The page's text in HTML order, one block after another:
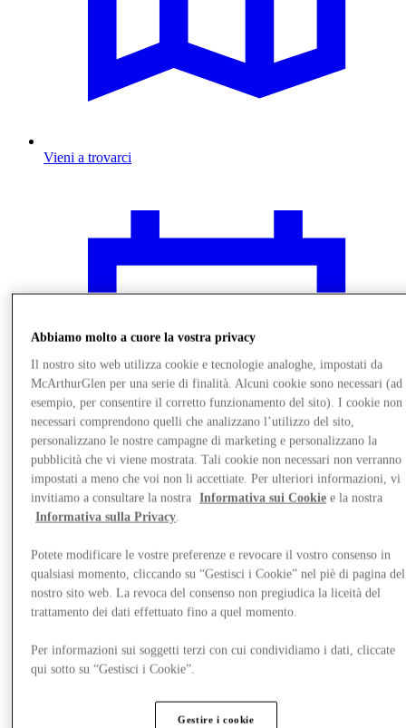
Vieni a trovarci
Abbiamo molto a cuore la vostra privacy
Il nostro sito web utilizza cookie e tecnologie analoghe, impostati da
McArthurGlen per una serie di finalità. Alcuni cookie sono necessari (ad
esempio, per consentire il corretto funzionamento del sito). I cookie non
necessari comprendono quelli che analizzano l’utilizzo del sito,
personalizzano le nostre campagne di marketing e personalizzano la
pubblicità che vi viene mostrata. Tali cookie non necessari non verranno
impostati a meno che voi non li accettiate. Per ulteriori informazioni, vi
invitiamo a consultare la nostra
Informativa sui Cookie e la nostra
Informativa sulla Privacy.
Potete modificare le vostre preferenze e revocare il vostro consenso in
qualsiasi momento, cliccando su “Gestisci i Cookie” nel piè di pagina del
nostro sito web. La revoca del consenso non pregiudica la liceità del
trattamento dei dati effettuato fino a quel momento.
Per informazioni sui soggetti terzi con cui condividiamo i dati, cliccate
qui sotto su “Gestisci i Cookie”.
Gestire i cookie